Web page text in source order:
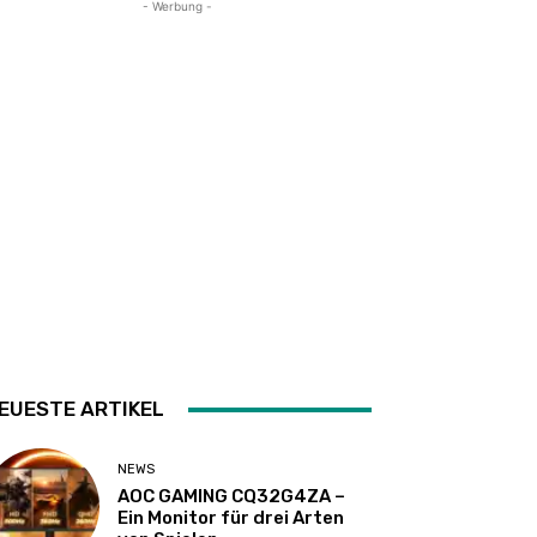
- Werbung -
ARTIKEL
NEWS
AOC GAMING CQ32G4ZA –
Ein Monitor für drei Arten